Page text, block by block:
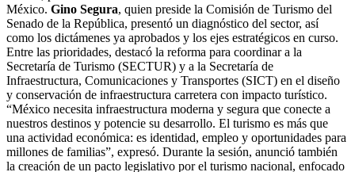
México. Gino Segura, quien preside la Comisión de Turismo del
Senado de la República, presentó un diagnóstico del sector, así
como los dictámenes ya aprobados y los ejes estratégicos en curso.
Entre las prioridades, destacó la reforma para coordinar a la
Secretaría de Turismo (SECTUR) y a la Secretaría de
Infraestructura, Comunicaciones y Transportes (SICT) en el diseño
y conservación de infraestructura carretera con impacto turístico.
“México necesita infraestructura moderna y segura que conecte a
nuestros destinos y potencie su desarrollo. El turismo es más que
una actividad económica: es identidad, empleo y oportunidades para
millones de familias”, expresó. Durante la sesión, anunció también
la creación de un pacto legislativo por el turismo nacional, enfocado